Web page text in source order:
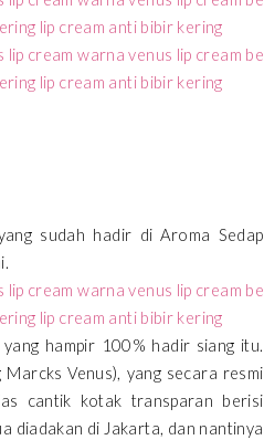
sudah hadir di Aroma Sedap
hampir 100% hadir siang itu.
Venus), yang secara resmi
cantik kotak transparan berisi
diadakan di Jakarta, dan nantinya